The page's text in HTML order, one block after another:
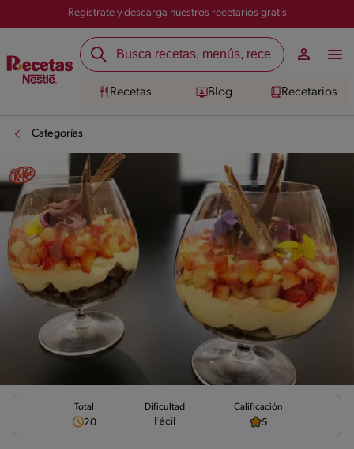
Registrate y descarga nuestros recetarios gratis
Recetas Blog Recetarios
Categorías
Total
20
Dificultad
Fácil
Calificación
5